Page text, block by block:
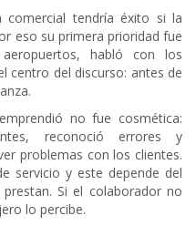
comercial tendría éxito si la
eso su primera prioridad fue
habló con los
centro del discurso: antes de
no fue cosmética:
reconoció errores y
problemas con los clientes.
servicio y este depende del
Si el colaborador no
lo percibe.